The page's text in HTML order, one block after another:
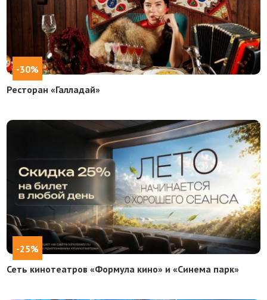
-30%
Ресторан «Галладай»
-25%
Сеть кинотеатров «Формула кино» и «Синема парк»